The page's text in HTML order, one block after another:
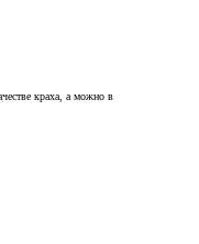
краха, а можно в